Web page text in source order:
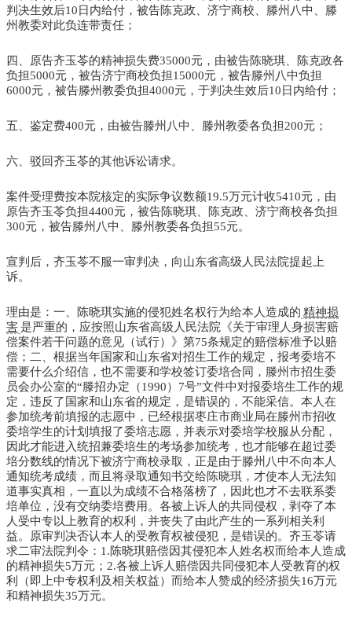
判决生效后10日内给付，被告陈克政、济宁商校、滕州八中、滕
州教委对此负连带责任；
四、原告齐玉苓的精神损失费35000元，由被告陈晓琪、陈克政各
负担5000元，被告济宁商校负担15000元，被告滕州八中负担
6000元，被告滕州教委负担4000元，于判决生效后10日内给付；
五、鉴定费400元，由被告滕州八中、滕州教委各负担200元；
六、驳回齐玉苓的其他诉讼请求。
案件受理费按本院核定的实际争议数额19.5万元计收5410元，由
原告齐玉苓负担4400元，被告陈晓琪、陈克政、济宁商校各负担
300元，被告滕州八中、滕州教委各负担55元。
宣判后，齐玉苓不服一审判决，向山东省高级人民法院提起上
诉。
理由是：一、陈晓琪实施的侵犯姓名权行为给本人造成的 精神损
害 是严重的，应按照山东省高级人民法院《关于审理人身损害赔
偿案件若干问题的意见（试行）》第75条规定的赔偿标准予以赔
偿；二、根据当年国家和山东省对招生工作的规定，报考委培不
需要什么介绍信，也不需要和学校签订委培合同，滕州市招生委
员会办公室的“滕招办定（1990）7号”文件中对报委培生工作的规
定，违反了国家和山东省的规定，是错误的，不能采信。本人在
参加统考前填报的志愿中，已经根据枣庄市商业局在滕州市招收
委培学生的计划填报了委培志愿，并表示对委培学校服从分配，
因此才能进入统招兼委培生的考场参加统考，也才能够在超过委
培分数线的情况下被济宁商校录取，正是由于滕州八中不向本人
通知统考成绩，而且将录取通知书交给陈晓琪，才使本人无法知
道事实真相，一直以为成绩不合格落榜了，因此也才不去联系委
培单位，没有交纳委培费用。各被上诉人的共同侵权，剥夺了本
人受中专以上教育的权利，并丧失了由此产生的一系列相关利
益。原审判决否认本人的受教育权被侵犯，是错误的。齐玉苓请
求二审法院判令：1.陈晓琪赔偿因其侵犯本人姓名权而给本人造成
的精神损失5万元；2.各被上诉人赔偿因共同侵犯本人受教育的权
利（即上中专权利及相关权益）而给本人赞成的经济损失16万元
和精神损失35万元。